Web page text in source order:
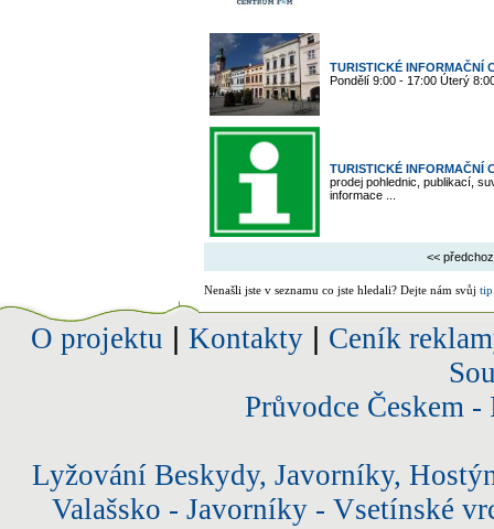
TURISTICKÉ INFORMAČNÍ
Pondělí 9:00 - 17:00 Úterý
TURISTICKÉ INFORMAČNÍ
prodej pohlednic, publikací,
informace ...
<<
Nenašli jste v seznamu co jste hledali? Dejte nám svůj tip
O projektu Kontakty| Ceník
Průvodce Českem
Lyžování Beskydy, Javorníky,
Valašsko - Javorníky - Vsetínské